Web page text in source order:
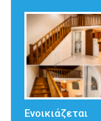
Ενοικιάζεται